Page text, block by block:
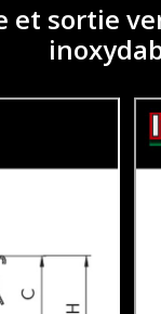
et sortie